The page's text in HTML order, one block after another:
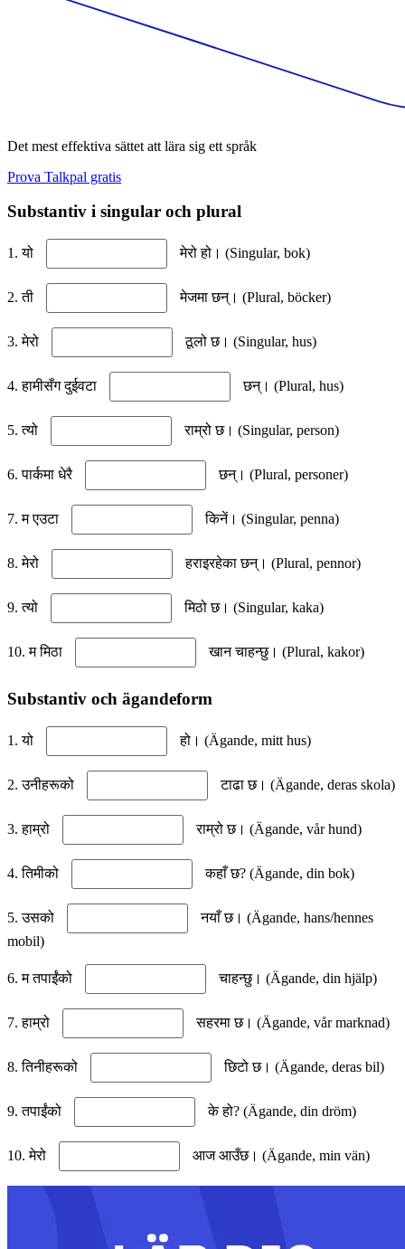
Det mest effektiva sättet att lära sig ett språk
Prova Talkpal gratis
Substantiv i singular och plural
1. यो मेरो हो। (Singular, bok)
2. ती मेजमा छन्। (Plural, böcker)
3. मेरो ठूलो छ। (Singular, hus)
4. हामीसँग दुईवटा छन्। (Plural, hus)
5. त्यो राम्रो छ। (Singular, person)
6. पार्कमा धेरै छन्। (Plural, personer)
7. म एउटा किनें। (Singular, penna)
8. मेरो हराइरहेका छन्। (Plural, pennor)
9. त्यो मिठो छ। (Singular, kaka)
10. म मिठा खान चाहन्छु। (Plural, kakor)
Substantiv och ägandeform
1. यो हो। (Ägande, mitt hus)
2. उनीहरूको टाढा छ। (Ägande, deras skola)
3. हाम्रो राम्रो छ। (Ägande, vår hund)
4. तिमीको कहाँ छ? (Ägande, din bok)
5. उसको
नयाँ छ। (Ägande, hans/hennes
mobil)
6. म तपाईंको चाहन्छु। (Ägande, din hjälp)
7. हाम्रो सहरमा छ। (Ägande, vår marknad)
8. तिनीहरूको छिटो छ। (Ägande, deras bil)
9. तपाईंको के हो? (Ägande, din dröm)
10. मेरो आज आउँछ। (Ägande, min vän)